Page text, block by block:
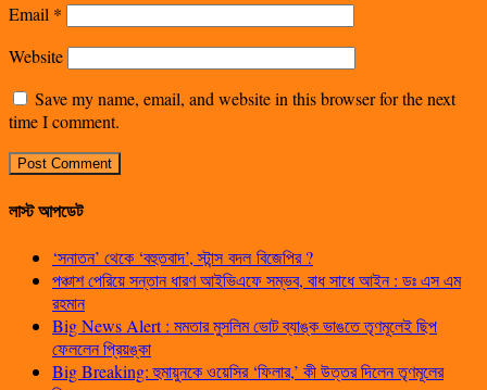
Email *
Website
Save my name, email, and website in this browser for the next
time I comment.
লাস্ট আপডেট
‘সনাতন’ থেকে ‘বহুতবাদ’, স্টান্স বদল বিজেপির ?
পঞ্চাশ পেরিয়ে সন্তান ধারণ আইভিএফে সম্ভব, বাধ সাধে আইন : ডঃ এস এম
রহমান
Big News Alert : মমতার মুসলিম ভোট ব্যাঙ্ক ভাঙতে তৃণমূলেই ছিপ
ফেললেন প্রিয়ঙ্কা
Big Breaking: হুমায়ুনকে ওয়েসির ‘ফিলার,’ কী উত্তর দিলেন তৃণমূলের